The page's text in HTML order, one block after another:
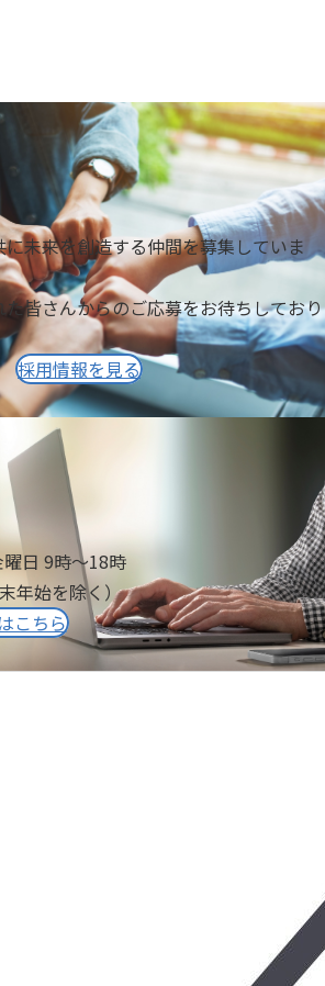
未来を創造する仲間を募集していま
皆さんからのご応募をお待ちしており
採用情報を見る
日 9時～18時
年始を除く）
こちら